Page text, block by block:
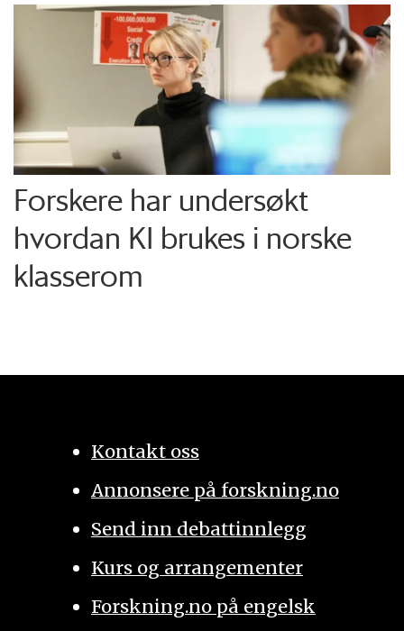
Forskere har undersøkt
hvordan KI brukes i norske
klasserom
Kontakt oss
Annonsere på forskning.no
Send inn debattinnlegg
Kurs og arrangementer
Forskning.no på engelsk